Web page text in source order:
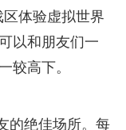
体验虚拟世界
以和朋友们一
较高下。
的绝佳场所。每